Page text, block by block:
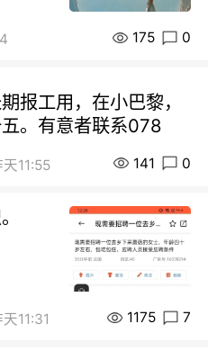
175 0
报工用，在小巴黎，
。有意者联系078
天11:55 141 0
天11:31 1175 7